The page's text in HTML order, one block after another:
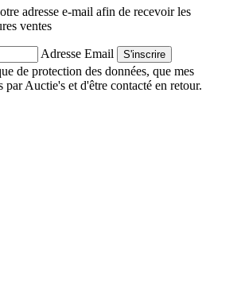
adresse e-mail afin de recevoir les
ventes
Adresse Email S'inscrire
de protection des données, que mes
par Auctie's et d'être contacté en retour.